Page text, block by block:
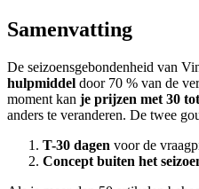
Samenvatting
De seizoensgebondenheid van
hulpmiddel door 70 % van de
moment kan je prijzen met 30
anders te veranderen. De twee
T-30 dagen voor de
Concept buiten het